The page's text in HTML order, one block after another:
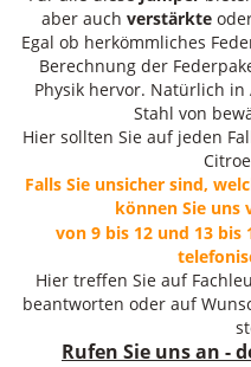
aber auch verstärkte
Egal ob herkömmliches
Berechnung der
Physik hervor. Natürlich
Stahl von
Hier sollten Sie auf jeden
Falls Sie unsicher sind,
können Sie uns
von 9 bis 12 und 13 bis
Hier treffen Sie auf
beantworten oder auf
Rufen Sie uns an -